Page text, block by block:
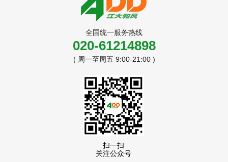
全国统一服务热线
020-61214898
( 周一至周五 9:00-21:00 )
扫一扫
关注公众号